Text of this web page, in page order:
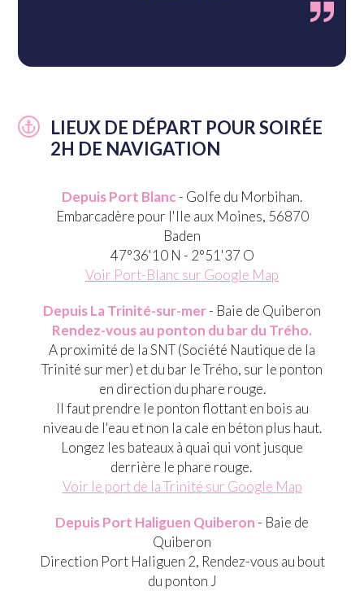
LIEUX DE DÉPART POUR SOIRÉE
2H DE NAVIGATION
Depuis Port Blanc- Golfe du Morbihan.
Embarcadère pour l'Ile aux Moines, 56870
Baden
47°36'10 N - 2°51'37 O
Voir Port-Blanc sur Google Map
Depuis La Trinité-sur-mer- Baie de Quiberon
Rendez-vous au ponton du bar du Trého.
A proximité de la SNT (Société Nautique de la
Trinité sur mer) et du bar le Trého, sur le ponton
en direction du phare rouge.
Il faut prendre le ponton flottant en bois au
niveau de l'eau et non la cale en béton plus haut.
Longez les bateaux à quai qui vont jusque
derrière le phare rouge.
Voir le port de la Trinité sur Google Map
Depuis Port Haliguen Quiberon- Baie de
Quiberon
Direction Port Haliguen 2, Rendez-vous au bout
du ponton J